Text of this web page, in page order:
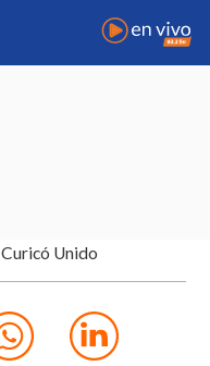
Curicó Unido